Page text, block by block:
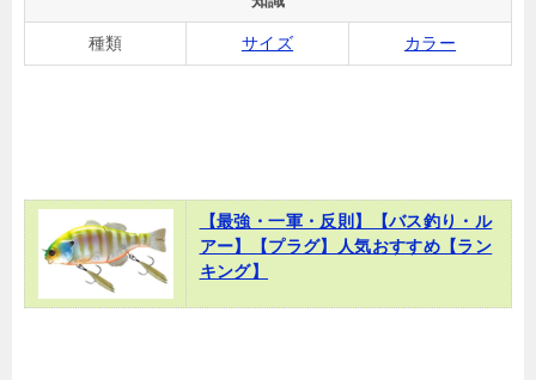
種類 サイズ カラー
【最強・一軍・反則】【バス釣り・ル
アー】【プラグ】人気おすすめ【ラン
キング】